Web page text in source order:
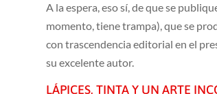
A la espera, eso sí, de que se
momento, tiene trampa), que se
con trascendencia editorial en el
su excelente autor.
LÁPICES, TINTA Y UN ARTE